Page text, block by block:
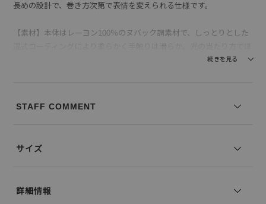
長めの設計で、巻き方次第で表情を変えられる仕様です。
【素材】本体はレーヨン100％のヌバック調素材で、しっとりとした
んのり起毛感が感じられ、上品な質感を楽しめます。中綿にはダウン
続きを見る
STAFF COMMENT
サイズ
詳細情報